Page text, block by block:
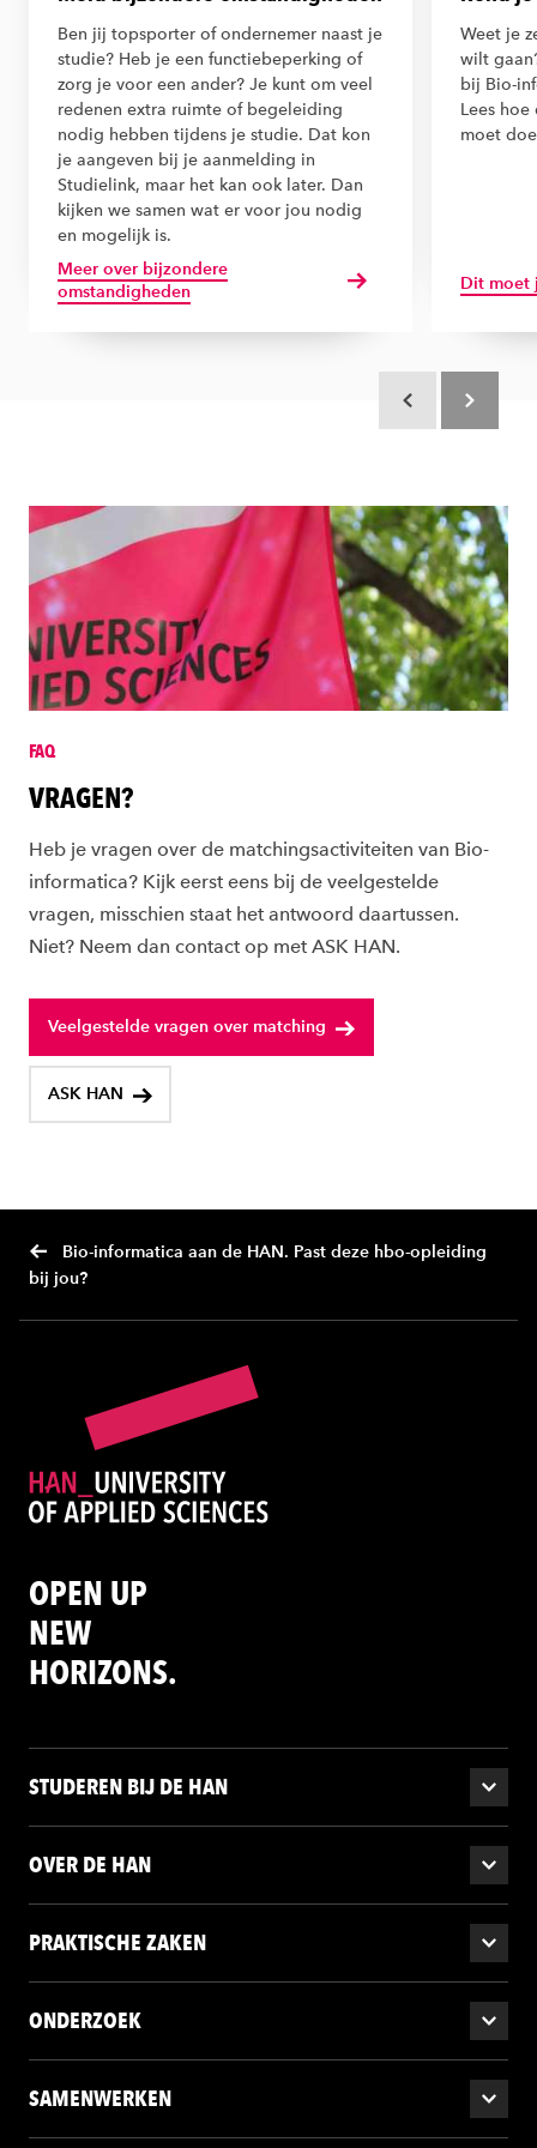
Ben jij topsporter of ondernemer naast je
studie? Heb je een functiebeperking of
zorg je voor een ander? Je kunt om veel
redenen extra ruimte of begeleiding
nodig hebben tijdens je studie. Dat kon
je aangeven bij je aanmelding in
Studielink, maar het kan ook later. Dan
kijken we samen wat er voor jou nodig
en mogelijk is.
Meer over bijzondere
omstandigheden
Weet je
wilt
bij Bio-
Lees
moet
Dit moet
FAQ
VRAGEN?
Heb je vragen over de matchingsactiviteiten van Bio-
informatica? Kijk eerst eens bij de veelgestelde
vragen, misschien staat het antwoord daartussen.
Niet? Neem dan contact op met ASK HAN.
Veelgestelde vragen over matching
ASK HAN
Bio-informatica aan de HAN. Past deze hbo-opleiding
bij jou?
OPEN UP
NEW
HORIZONS.
STUDEREN BIJ DE HAN
OVER DE HAN
PRAKTISCHE ZAKEN
ONDERZOEK
SAMENWERKEN